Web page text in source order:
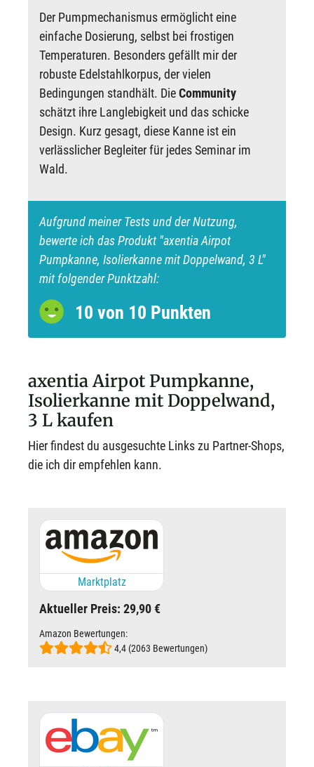
Der Pumpmechanismus ermöglicht eine
einfache Dosierung, selbst bei frostigen
Temperaturen. Besonders gefällt mir der
robuste Edelstahlkorpus, der vielen
Bedingungen standhält. DieCommunity
schätzt ihre Langlebigkeit und das schicke
Design. Kurz gesagt, diese Kanne ist ein
verlässlicher Begleiter für jedes Seminar im
Wald.
Aufgrund meiner Tests und der Nutzung,
bewerte ich das Produkt "axentia Airpot
Pumpkanne, Isolierkanne mit Doppelwand, 3 L"
mit folgender Punktzahl:
10 von 10 Punkten
axentia Airpot Pumpkanne,
Isolierkanne mit Doppelwand,
3 L kaufen
Hier findest du ausgesuchte Links zu Partner-Shops,
die ich dir empfehlen kann.
Marktplatz
Aktueller Preis: 29,90 €
Amazon Bewertungen:
4,4 (2063 Bewertungen)